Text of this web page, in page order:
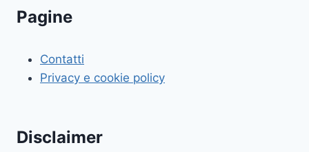
Pagine
Contatti
Privacy e cookie policy
Disclaimer